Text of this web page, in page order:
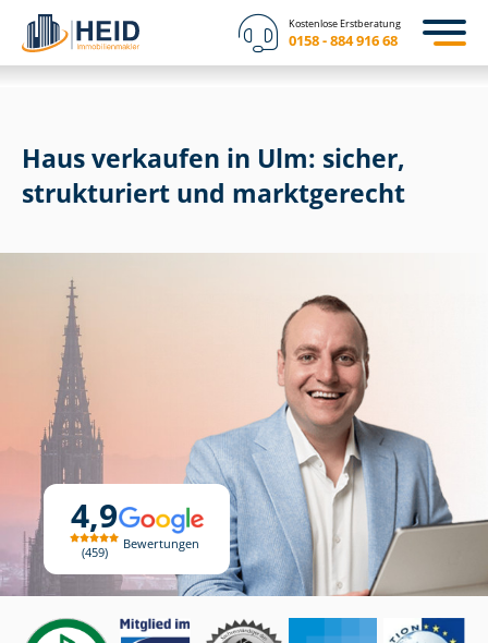
Kostenlose Erstberatung
0158 - 884 916 68
4,9
459
Bewertungen
Haus verkaufen in Ulm: sicher,
strukturiert und marktgerecht